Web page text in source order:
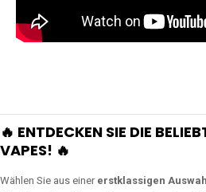
🔥 ENTDECKEN SIE DIE
VAPES! 🔥
Wählen Sie aus einer erstklassigen